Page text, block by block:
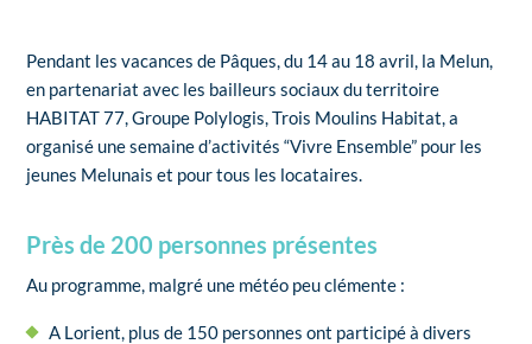
Pendant les vacances de Pâques, du 14 au 18 avril, la Melun,
en partenariat avec les bailleurs sociaux du territoire
HABITAT 77, Groupe Polylogis, Trois Moulins Habitat, a
organisé une semaine d’activités “Vivre Ensemble” pour les
jeunes Melunais et pour tous les locataires.
Près de 200 personnes présentes
Au programme, malgré une météo peu clémente :
A Lorient, plus de 150 personnes ont participé à divers